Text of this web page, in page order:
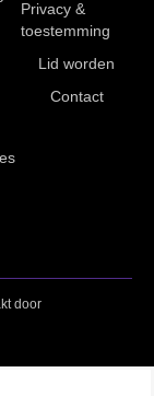
Privacy &
toestemming
Lid worden
Contact
door